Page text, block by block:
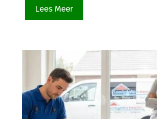
Lees Meer